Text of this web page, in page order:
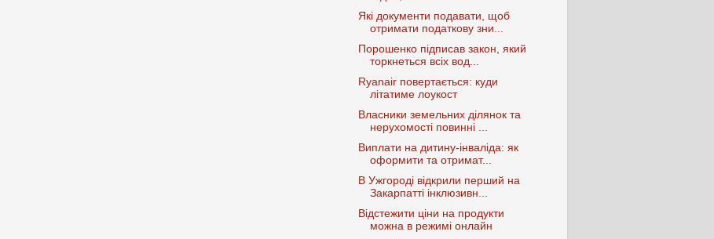
Які документи подавати, щоб
отримати податкову зни...
Порошенко підписав закон, який
торкнеться всіх вод...
Ryanair повертається: куди
літатиме лоукост
Власники земельних ділянок та
нерухомості повинні ...
Виплати на дитину-інваліда: як
оформити та отримат...
В Ужгороді відкрили перший на
Закарпатті інклюзивн...
Відстежити ціни на продукти
можна в режимі онлайн